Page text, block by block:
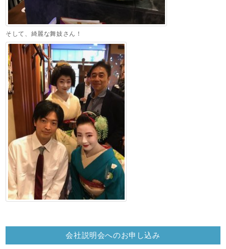
そして、綺麗な舞妓さん！
会社説明会へのお申し込み